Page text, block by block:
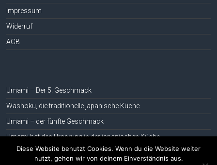
Impressum
Widerruf
AGB
Umami – Der 5. Geschmack
Washoku, die traditionelle japanische Küche
Umami – der fünfte Geschmack
Umami hat den Ursprung in der japanischen Küche
Diese Website benutzt Cookies. Wenn du die Website weiter
nutzt, gehen wir von deinem Einverständnis aus.